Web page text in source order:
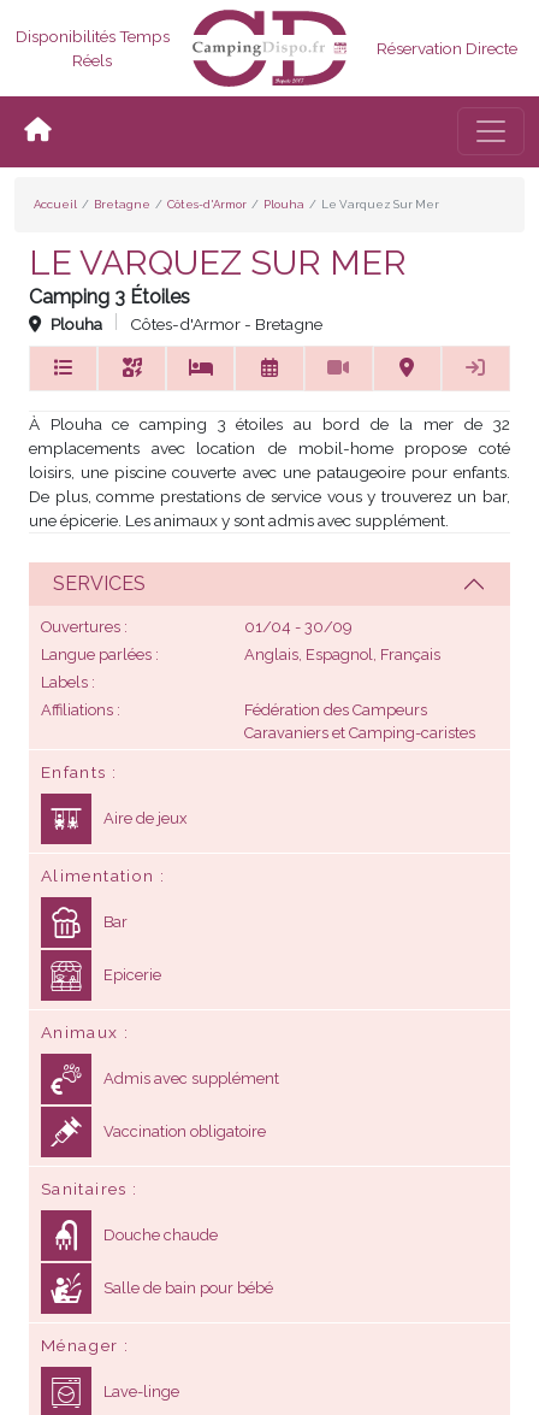
Disponibilités Temps
Réels
Réservation Directe
Accueil Bretagne Côtes-d'Armor Plouha Le Varquez Sur Mer
LE VARQUEZ SUR MER
Camping 3 Étoiles
Plouha Côtes-d'Armor - Bretagne
À Plouha ce camping 3 étoiles au bord de la mer de 32
emplacements avec location de mobil-home propose coté
loisirs, une piscine couverte avec une pataugeoire pour enfants.
De plus, comme prestations de service vous y trouverez un bar,
une épicerie. Les animaux y sont admis avec supplément.
SERVICES
Ouvertures
01/04 - 30/09
Langue parlées
Anglais, Espagnol, Français
Labels
Affiliations
Fédération des Campeurs
Caravaniers et Camping-caristes
Enfants
Aire de jeux
Alimentation
Bar
Epicerie
Animaux
Admis avec supplément
Vaccination obligatoire
Sanitaires
Douche chaude
Salle de bain pour bébé
Ménager
Lave-linge